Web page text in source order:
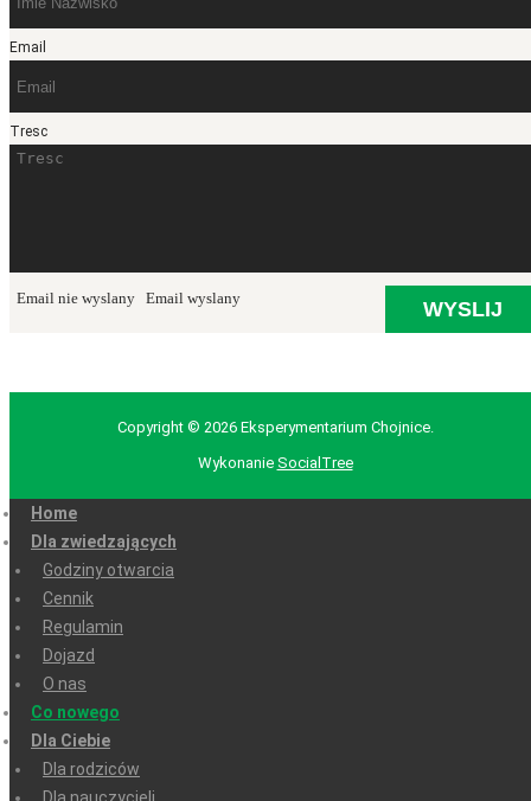
Email
Tresc
Email nie wyslany Email wyslany
Copyright © 2026 Eksperymentarium Chojnice.
Wykonanie SocialTree
Home
Dla zwiedzających
Godziny otwarcia
Cennik
Regulamin
Dojazd
O nas
Co nowego
Dla Ciebie
Dla rodziców